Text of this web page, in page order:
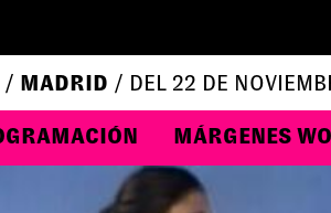
/ MADRID / DEL 22 DE
MÁRGENES